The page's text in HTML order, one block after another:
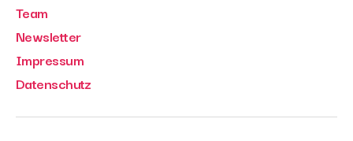
Team
Newsletter
Impressum
Datenschutz